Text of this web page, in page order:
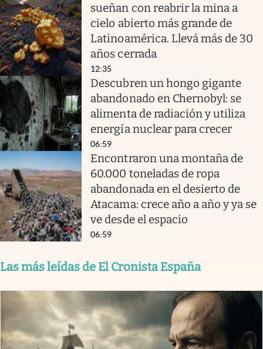
sueñan con reabrir la mina a
cielo abierto más grande de
Latinoamérica. Llevá más de 30
años cerrada
12:35
Descubren un hongo gigante
abandonado en Chernobyl: se
alimenta de radiación y utiliza
energía nuclear para crecer
06:59
Encontraron una montaña de
60.000 toneladas de ropa
abandonada en el desierto de
Atacama: crece año a año y ya se
ve desde el espacio
06:59
Las más leídas de El Cronista España